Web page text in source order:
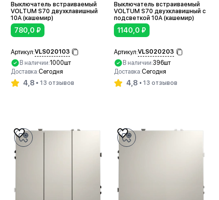
Выключатель встраиваемый
VOLTUM S70 двухклавишный
10А (кашемир)
780,0 ₽
Артикул:VLS020103
В наличии:1000шт
Доставка:Сегодня
4,8 13 отзывов
Выключатель встраиваемый
VOLTUM S70 двухклавишный с
подсветкой 10А (кашемир)
1140,0 ₽
Артикул:VLS020203
В наличии:396шт
Доставка:Сегодня
4,8 13 отзывов